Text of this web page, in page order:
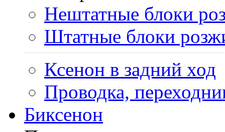
Нештатные блоки
Штатные блоки
Ксенон в задний ход
Проводка,
Биксенон